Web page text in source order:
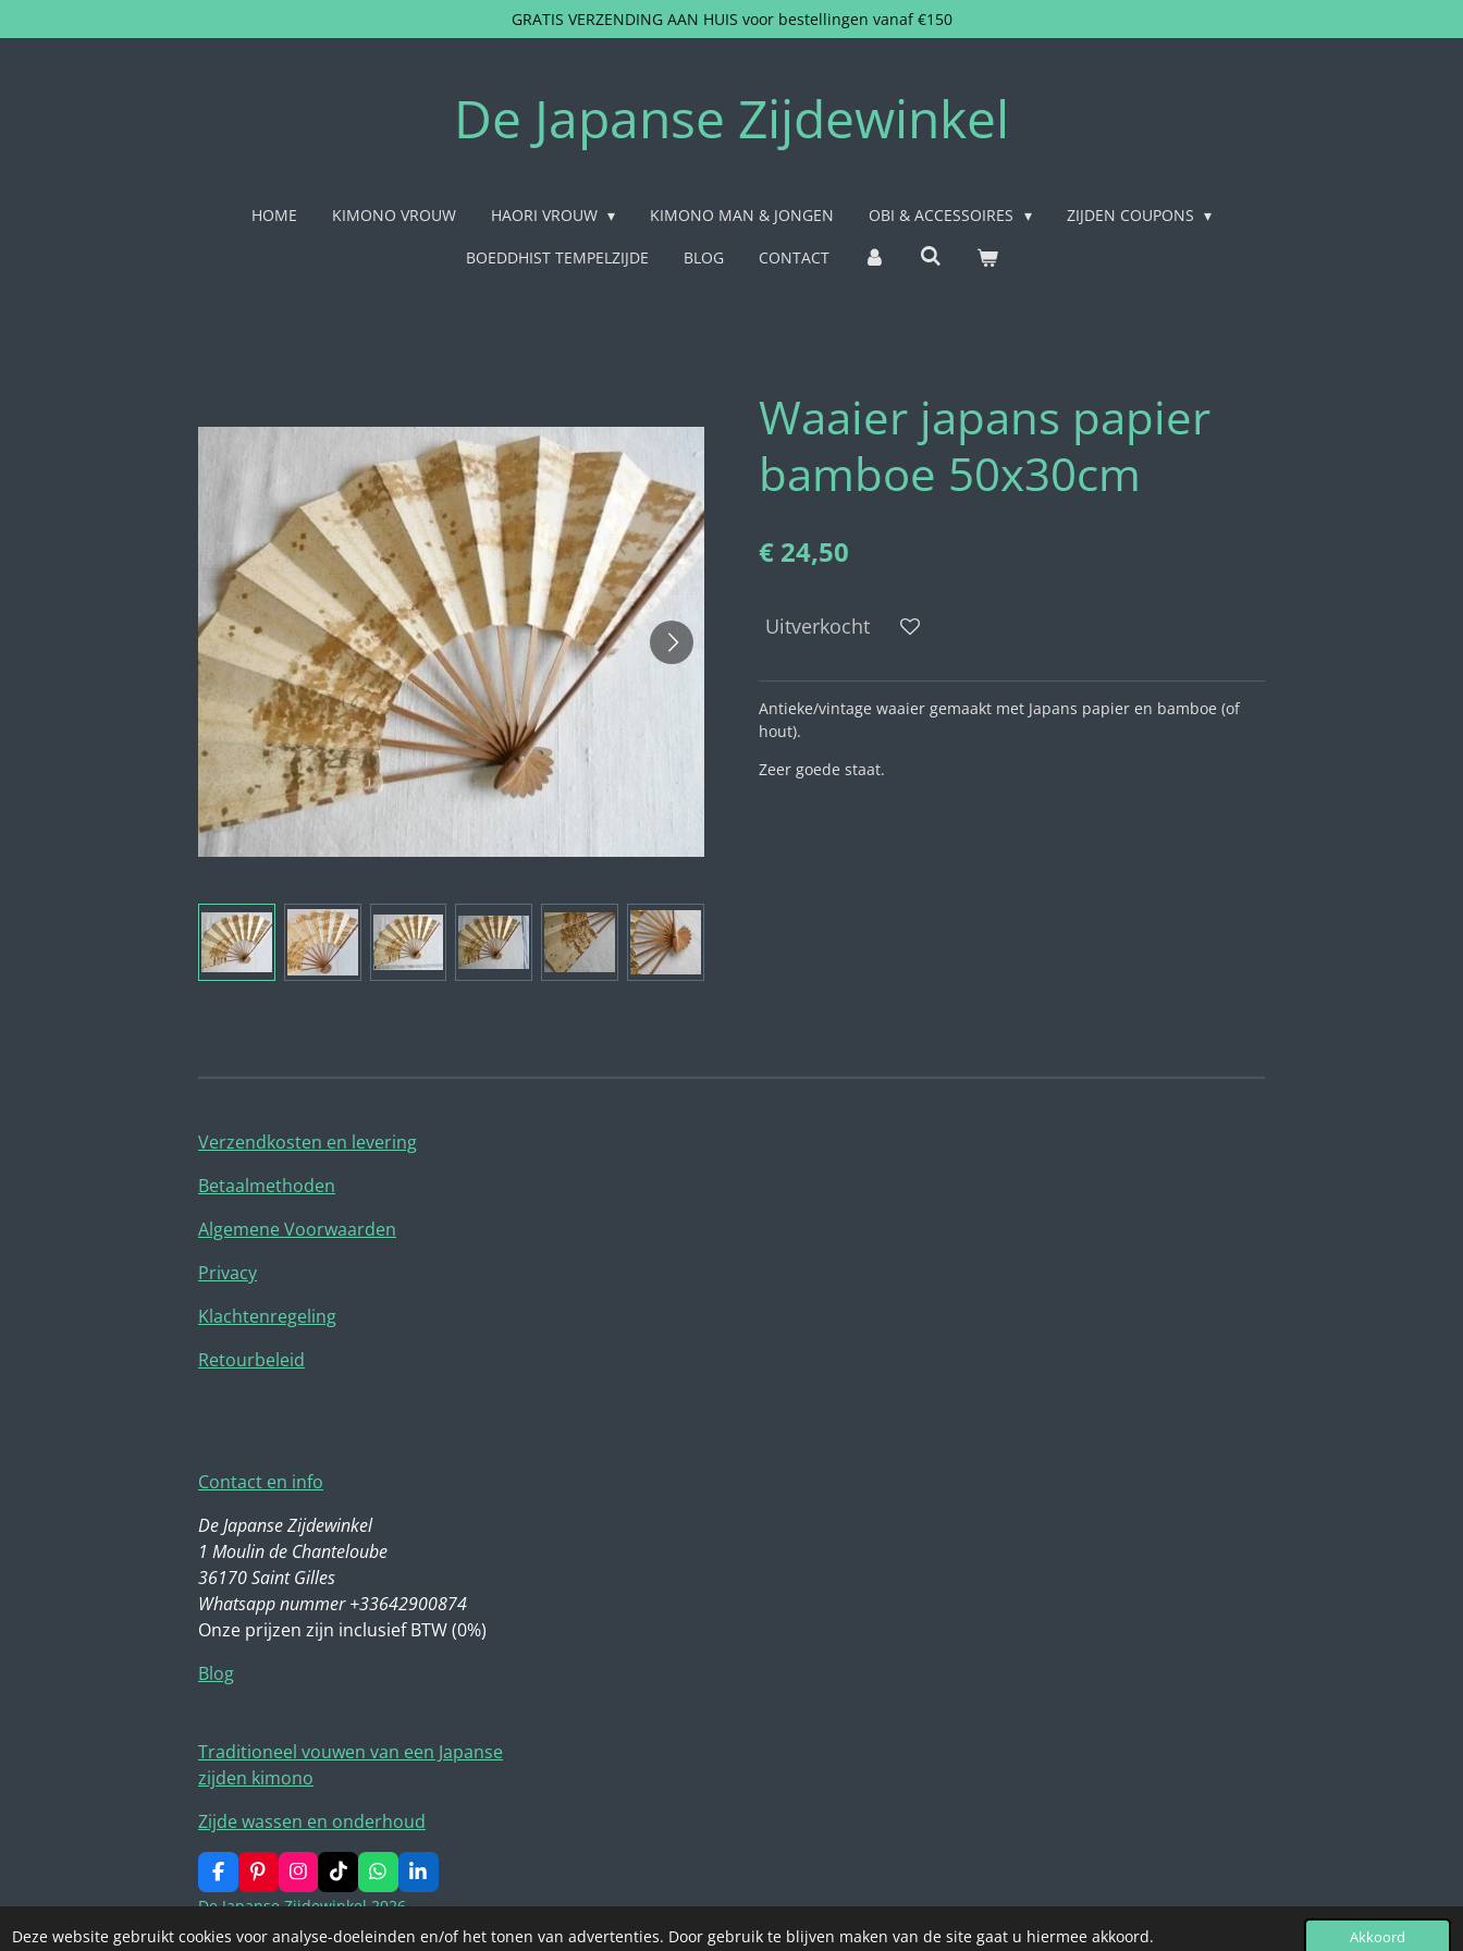
Deze website gebruikt cookies voor analyse-doeleinden en/of het tonen van advertenties. Door gebruik te blijven maken van de site gaat u hiermee akkoord. Akkoord
direct
GRATIS VERZENDING AAN HUIS voor bestellingen vanaf €150
De Japanse Zijdewinkel
HOME KIMONO VROUW HAORI VROUW KIMONO MAN & JONGEN OBI & ACCESSOIRES ZIJDEN COUPONS
BOEDDHIST TEMPELZIJDE BLOG CONTACT
Waaier japans papier
bamboe 50x30cm
€ 24,50
Uitverkocht
Antieke/vintage waaier gemaakt met Japans papier en bamboe (of
hout).
Zeer goede staat.
Verzendkosten en levering
Betaalmethoden
Algemene Voorwaarden
Privacy
Klachtenregeling
Retourbeleid
Contact en info
De Japanse Zijdewinkel
1 Moulin de Chanteloube
36170 Saint Gilles
Whatsapp nummer +33642900874
Onze prijzen zijn inclusief BTW (0%)
Blog
Traditioneel vouwen van een Japanse
zijden kimono
Zijde wassen en onderhoud
F
a
e
P
i
t
I
n
t
T
i
T
W
h
t
L
i
k
De Japanse Zijdewinkel 2026